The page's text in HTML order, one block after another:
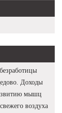
Доходы
мышц
воздуха